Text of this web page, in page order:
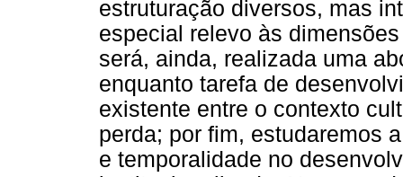
estruturação diversos, mas
especial relevo às
será, ainda, realizada uma
enquanto tarefa de
existente entre o contexto
perda; por fim, estudaremos
e temporalidade no